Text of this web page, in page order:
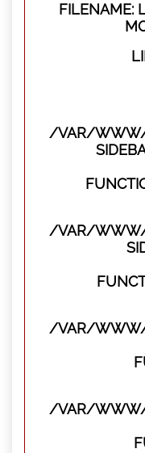
FILENAME:
/VAR/WWW/
/VAR/WWW/
/VAR/WWW/
/VAR/WWW/